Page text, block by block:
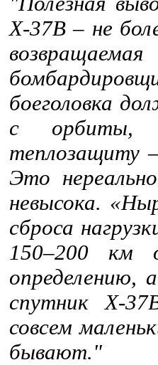
Х-37В – не
боеголовка
с орбиты,
теплозащиту
Это
невысока.
сброса
150–200 км
определению,
спутник Х-
совсем
бывают."